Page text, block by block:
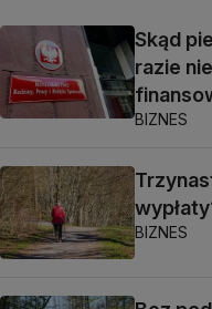
Skąd
razie
BIZNES
BIZNES